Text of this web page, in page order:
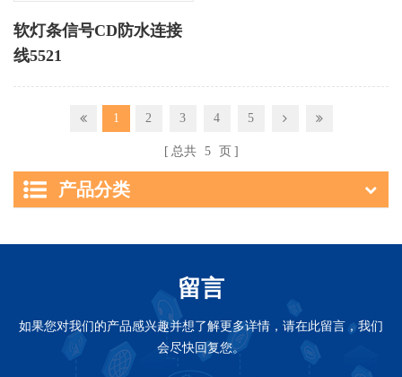
软灯条信号CD防水连接
线5521
1 2 3 4 5
总共 5 页
产品分类
留言
如果您对我们的产品感兴趣并想了解更多详情，请在此留言，我们
会尽快回复您。